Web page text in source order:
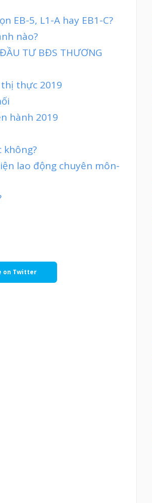
EB-5, L1-A hay EB1-C?
nào?
TƯ BĐS THƯƠNG
thực 2019
hành 2019
không?
lao động chuyên môn-
on Twitter